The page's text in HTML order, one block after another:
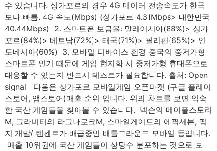
수 있습니다. 싱가포르의 경우 4G 데이터 전송속도가 한국
보다 빠름. 4G 속도(Mbps) (싱가포르 4.31Mbps> 대한민국
40.44Mbps) ​ 2. 스마트폰 보급율: 말레이시아(88%)> 싱가
포르(84%)> 베트남(72%)> 태국(71%)> 필리핀(65%)> 인
도네시아(60%) ​ 3. 모바일 디바이스 환경 중국의 중저가형
스마트폰 인기 때문에 게임 현지화 시 중저가형 휴대폰으로
대응할 수 있는지 반드시 테스트가 필요합니다. 출처: Open
signal 다음은 싱가포르 모바일게임 오픈마켓 (구글 플레이
스토어, 앱스토어)매출 순위 입니다. 위의 차트를 보면 익숙
한 국산 게임들을 찾아볼 수 있습니다. ​ 넥슨의 메이플스토리
M, 그라비티의 라그나로크M, 스마일게이트의 에픽세븐, 펍
지 개발/ 텐센트가 배급중인 배틀그라운드 모바일 등입니다.
​ 매출 10위권에 국산 게임들이 상당수 분포하는 것으로 보